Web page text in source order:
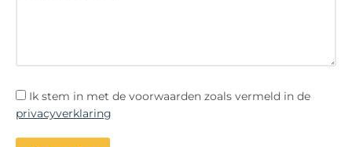
Ik stem in met de voorwaarden zoals vermeld in de
privacyverklaring